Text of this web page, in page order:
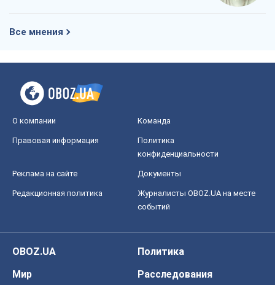
Все мнения
О компании Команда
Правовая информация
Политика
конфиденциальности
Реклама на сайте Документы
Редакционная политика
Журналисты OBOZ.UA на месте
событий
OBOZ.UA
Политика
Мир
Расследования